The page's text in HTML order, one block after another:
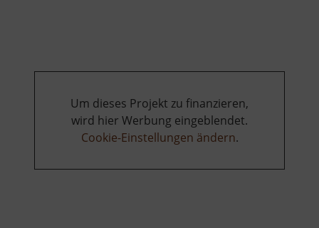
Um dieses Projekt zu finanzieren,
wird hier Werbung eingeblendet.
Cookie-Einstellungen ändern.